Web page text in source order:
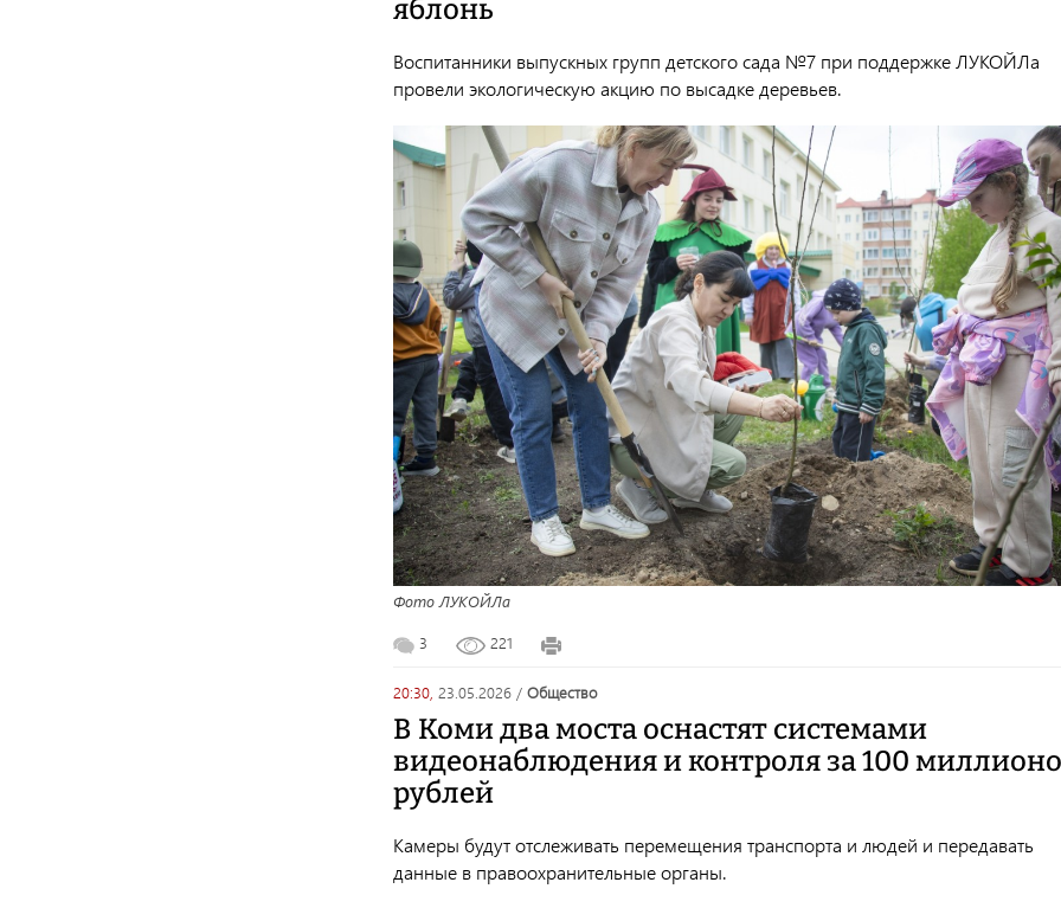
яблонь
Воспитанники выпускных групп детского сада №7 при поддержке ЛУКОЙЛа
провели экологическую акцию по высадке деревьев.
Фото ЛУКОЙЛа
3 221
20:30, 23.05.2026 / общество
В Коми два моста оснастят системами
видеонаблюдения и контроля за 100
рублей
Камеры будут отслеживать перемещения транспорта и людей и передавать
данные в правоохранительные органы.